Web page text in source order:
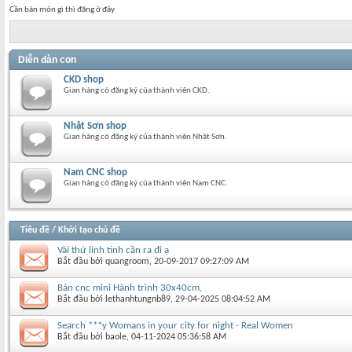
Cần bán món gì thì đăng ở đây
Diễn đàn con
CKD shop
Gian hàng có đăng ký của thành viên CKD.
Nhật Sơn shop
Gian hàng có đăng ký của thành viên Nhật Sơn.
Nam CNC shop
Gian hàng có đăng ký của thành viên Nam CNC.
Tiêu đề / Khởi tạo chủ đề
Vài thứ linh tinh cần ra đi ạ
Bắt đầu bởi quangroom‎, 20-09-2017 09:27:09 AM
Bán cnc mini Hành trình 30x40cm,
Bắt đầu bởi lethanhtungnb89‎, 29-04-2025 08:04:52 AM
Search ***y Womans in your city for night - Real Women
Bắt đầu bởi baole‎, 04-11-2024 05:36:58 AM